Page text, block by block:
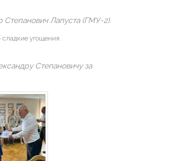
Степанович Лапуста (ГМУ-2).
угощения.
Степановичу за